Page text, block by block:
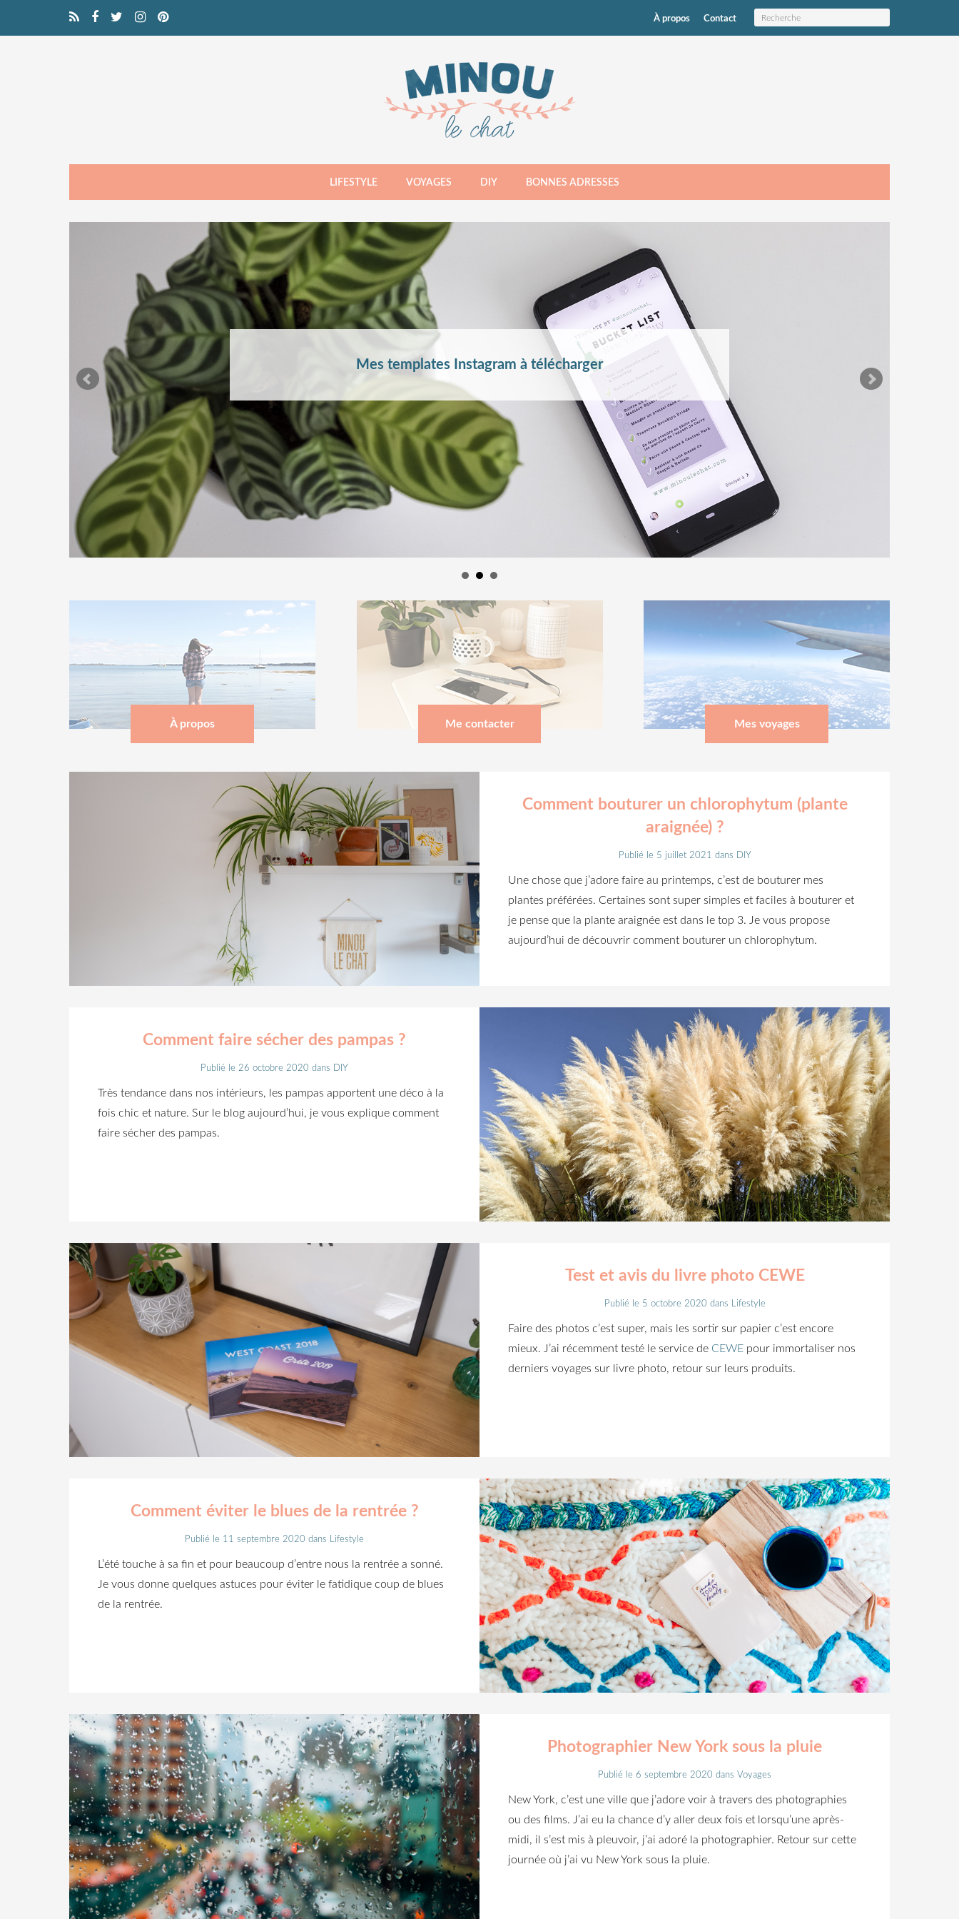
À propos Contact
LIFESTYLE VOYAGES DIY BONNES ADRESSES
Mes templates Instagram à télécharger
À propos Me contacter Mes voyages
Comment bouturer un chlorophytum (plante
araignée) ?
Publié le 5 juillet 2021 dans DIY
Une chose que j’adore faire au printemps, c’est de bouturer mes
plantes préférées. Certaines sont super simples et faciles à bouturer et
je pense que la plante araignée est dans le top 3. Je vous propose
aujourd’hui de découvrir comment bouturer un chlorophytum.
Comment faire sécher des pampas ?
Publié le 26 octobre 2020 dans DIY
Très tendance dans nos intérieurs, les pampas apportent une déco à la
fois chic et nature. Sur le blog aujourd’hui, je vous explique comment
faire sécher des pampas.
Test et avis du livre photo CEWE
Publié le 5 octobre 2020 dans Lifestyle
Faire des photos c’est super, mais les sortir sur papier c’est encore
mieux. J’ai récemment testé le service de CEWE pour immortaliser nos
derniers voyages sur livre photo, retour sur leurs produits.
Comment éviter le blues de la rentrée ?
Publié le 11 septembre 2020 dans Lifestyle
L’été touche à sa fin et pour beaucoup d’entre nous la rentrée a sonné.
Je vous donne quelques astuces pour éviter le fatidique coup de blues
de la rentrée.
Photographier New York sous la pluie
Publié le 6 septembre 2020 dans Voyages
New York, c’est une ville que j’adore voir à travers des photographies
ou des films. J’ai eu la chance d’y aller deux fois et lorsqu’une après-
midi, il s’est mis à pleuvoir, j’ai adoré la photographier. Retour sur cette
journée où j’ai vu New York sous la pluie.